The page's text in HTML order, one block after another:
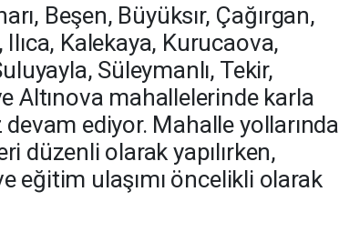
Beşen, Büyüksır, Çağırgan,
Ilıca, Kalekaya, Kurucaova,
Süleymanlı, Tekir,
Altınova mahallelerinde karla
devam ediyor. Mahalle yollarında
düzenli olarak yapılırken,
eğitim ulaşımı öncelikli olarak